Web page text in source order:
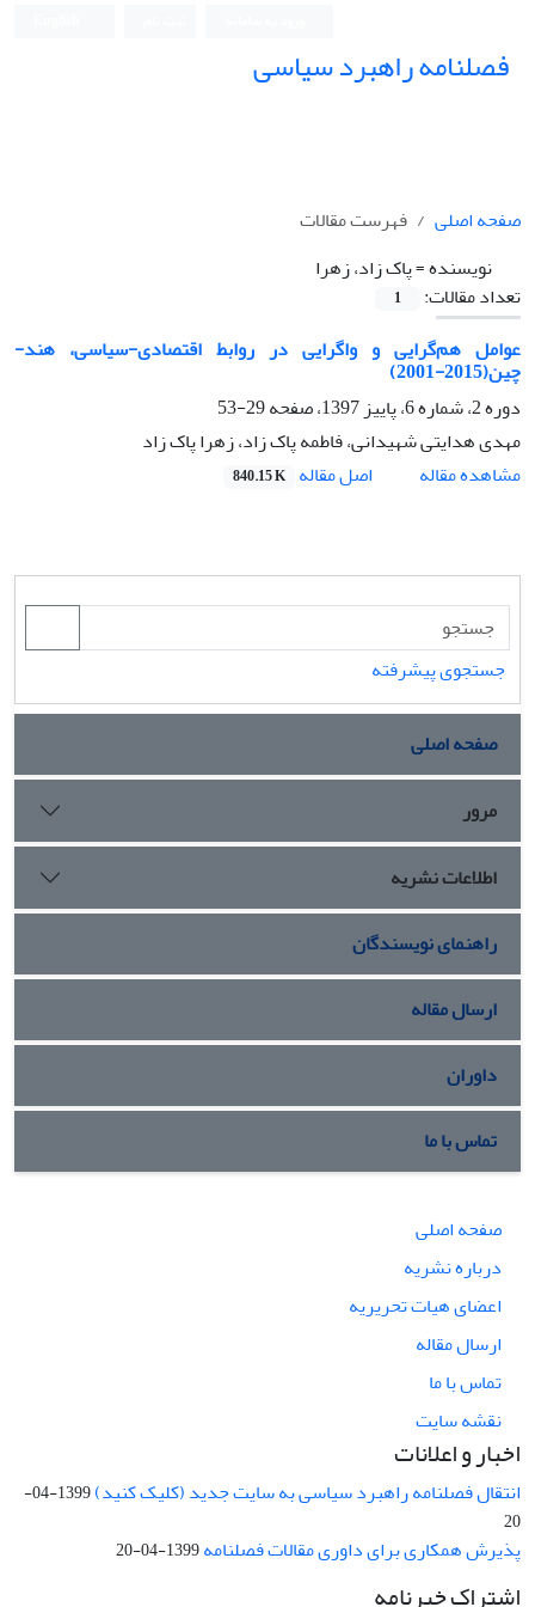
فصلنامه راهبرد سیاسی
صفحه اصلی
فهرست مقالات
نویسنده =پاک زاد، زهرا
تعداد مقالات:
1
عوامل هم‌گرایی و واگرایی در روابط اقتصادی-سیاسی، هند-
چین(2015-2001)
دوره 2، شماره 6، پاییز 1397، صفحه
29-53
مهدی هدایتی شهیدانی، فاطمه پاک زاد، زهرا پاک زاد
مشاهده مقاله
اصل مقاله 840.15 K
جستجوی پیشرفته
صفحه اصلی
مرور
اطلاعات نشریه
راهنمای نویسندگان
ارسال مقاله
داوران
تماس با ما
صفحه اصلی
درباره نشریه
اعضای هیات تحریریه
ارسال مقاله
تماس با ما
نقشه سایت
اخبار و اعلانات
انتقال فصلنامه راهبرد سیاسی به سایت جدید (کلیک کنید)
1399-04-
20
پذیرش همکاری برای داوری مقالات فصلنامه1399-04-20
اشتراک خبرنامه